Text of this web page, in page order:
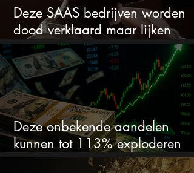
Deze SAAS bedrijven worden
dood verklaard maar lijken
springlevend
Deze onbekende aandelen
kunnen tot 113% exploderen
(één springt eruit)